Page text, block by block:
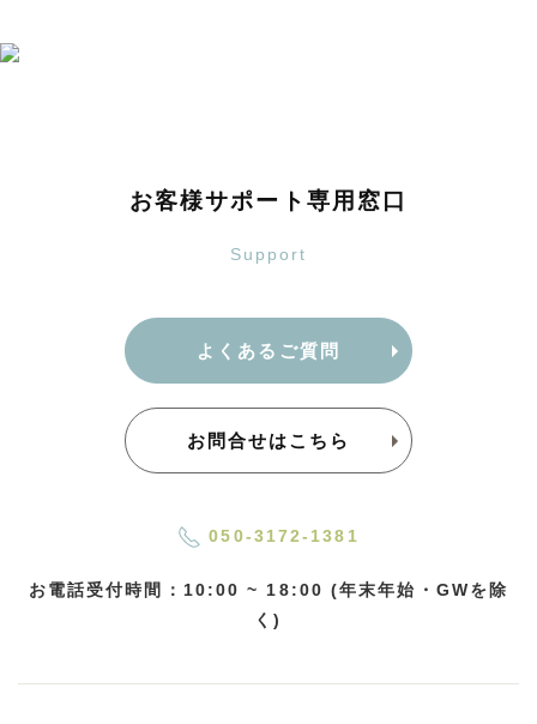
お客様サポート専用窓口
Support
よくあるご質問
お問合せはこちら
050-3172-1381
お電話受付時間：10:00 ~ 18:00 (年末年始・GWを除
く)